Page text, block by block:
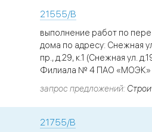
21555/В
выполнение работ по
дома по адресу: Снежная
пр., д.29, к.1 (Снежная ул.
Филиала № 4 ПАО «МОЭК»
запрос предложений
21755/В